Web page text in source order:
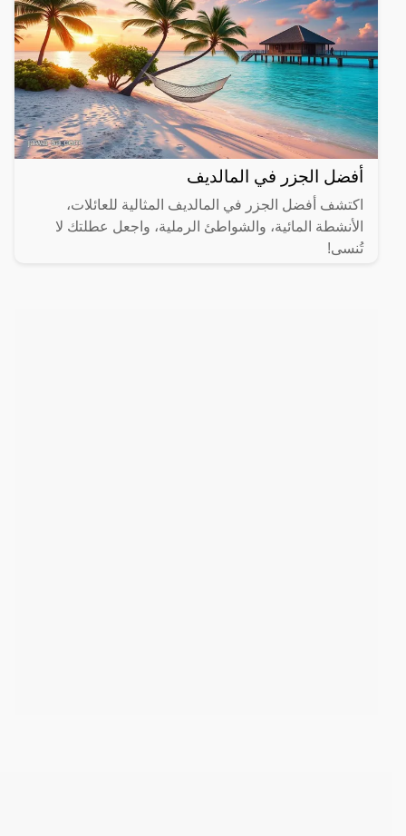
أفضل الجزر في المالديف
اكتشف أفضل الجزر في المالديف المثالية للعائلات،
الأنشطة المائية، والشواطئ الرملية، واجعل عطلتك لا
تُنسى!